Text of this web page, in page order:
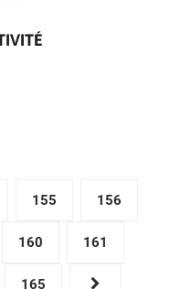
155 156
160 161
165